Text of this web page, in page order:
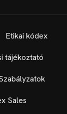
Etikai kódex
tájékoztató
Sales